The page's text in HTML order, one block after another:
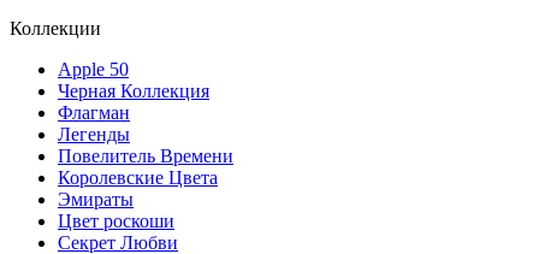
Коллекции
Apple 50
Черная Коллекция
Флагман
Легенды
Повелитель Времени
Королевские Цвета
Эмираты
Цвет роскоши
Секрет Любви